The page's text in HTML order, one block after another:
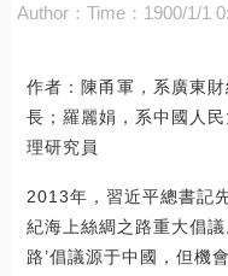
Author： Time：1900/1/1
作者：陳甬軍，系廣東
長；羅麗娟，系中國人
理研究員
2013年，習近平總書記
紀海上絲綢之路重大倡
路’倡議源于中國，但機